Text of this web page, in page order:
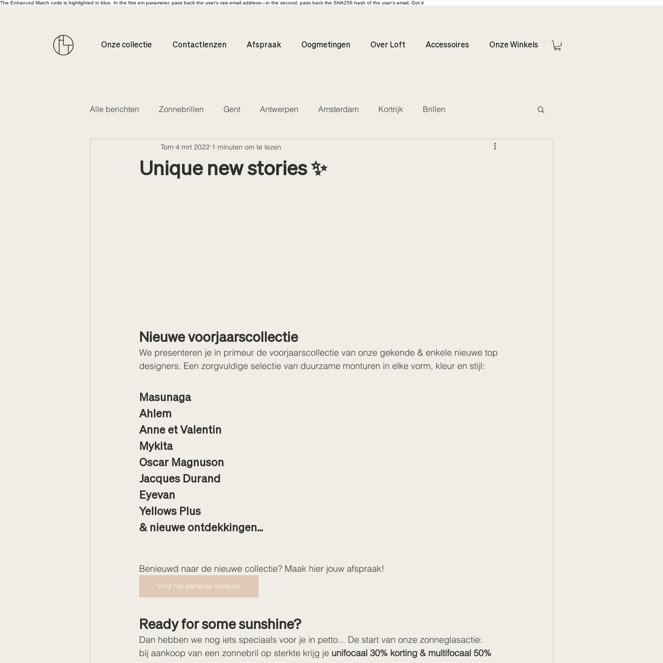
The Enhanced Match code is highlighted in blue. In the first em parameter, pass back the user's raw email address—in the second, pass back the SHA256 hash of the user's email. Got it
Onze collectie Contactlenzen Afspraak Oogmetingen Over Loft Accessoires Onze Winkels
Alle berichten Zonnebrillen Gent Antwerpen Amsterdam Kortrijk Brillen
Unique new stories ✨
Tom 4 mrt 2022 1 minuten om te lezen
Nieuwe voorjaarscollectie
We presenteren je in primeur de voorjaarscollectie van onze gekende & enkele nieuwe top
designers. Een zorgvuldige selectie van duurzame monturen in elke vorm, kleur en stijl:
Masunaga
Ahlem
Anne et Valentin
Mykita
Oscar Magnuson
Jacques Durand
Eyevan
Yellows Plus
& nieuwe ontdekkingen...
Benieuwd naar de nieuwe collectie? Maak hier jouw afspraak!
Vind het perfecte montuur
Ready for some sunshine?
Dan hebben we nog iets speciaals voor je in petto... De start van onze zonneglasactie:
bij aankoop van een zonnebril op sterkte krijg je unifocaal 30% korting & multifocaal 50%